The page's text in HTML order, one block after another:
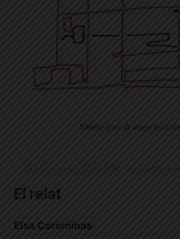
'Metro-gim' © Il·lustració
El relat
Elsa Corominas